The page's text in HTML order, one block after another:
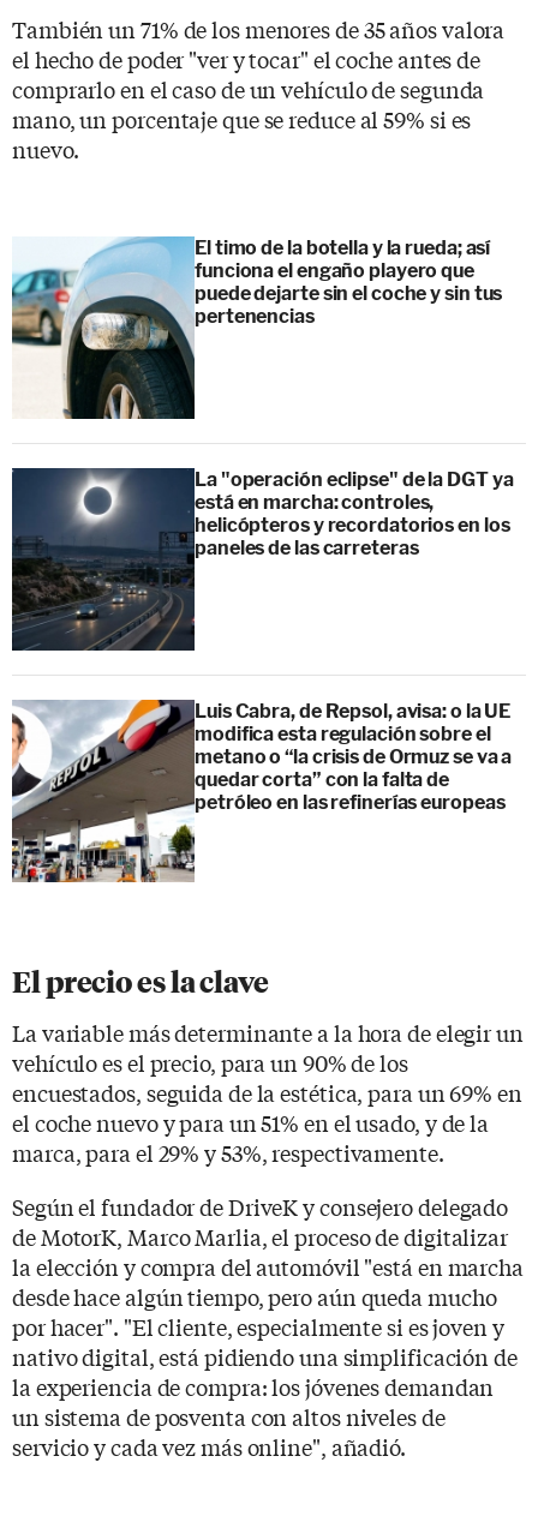
También un 71% de los menores de 35 años valora
el hecho de poder "ver y tocar" el coche antes de
comprarlo en el caso de un vehículo de segunda
mano, un porcentaje que se reduce al 59% si es
nuevo.
El timo de la botella y la rueda; así
funciona el engaño playero que
puede dejarte sin el coche y sin tus
pertenencias
La "operación eclipse" de la DGT ya
está en marcha: controles,
helicópteros y recordatorios en los
paneles de las carreteras
Luis Cabra, de Repsol, avisa: o la UE
modifica esta regulación sobre el
metano o “la crisis de Ormuz se va a
quedar corta” con la falta de
petróleo en las refinerías europeas
El precio es la clave
La variable más determinante a la hora de elegir un
vehículo es el precio, para un 90% de los
encuestados, seguida de la estética, para un 69% en
el coche nuevo y para un 51% en el usado, y de la
marca, para el 29% y 53%, respectivamente.
Según el fundador de DriveK y consejero delegado
de MotorK, Marco Marlia, el proceso de digitalizar
la elección y compra del automóvil "está en marcha
desde hace algún tiempo, pero aún queda mucho
por hacer". "El cliente, especialmente si es joven y
nativo digital, está pidiendo una simplificación de
la experiencia de compra: los jóvenes demandan
un sistema de posventa con altos niveles de
servicio y cada vez más online", añadió.